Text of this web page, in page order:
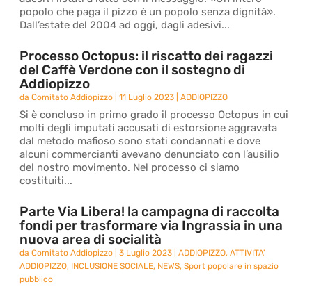
popolo che paga il pizzo è un popolo senza dignità».
Dall’estate del 2004 ad oggi, dagli adesivi...
Processo Octopus: il riscatto dei ragazzi
del Caffè Verdone con il sostegno di
Addiopizzo
daComitato Addiopizzo |11 Luglio 2023 |ADDIOPIZZO
Si è concluso in primo grado il processo Octopus in cui
molti degli imputati accusati di estorsione aggravata
dal metodo mafioso sono stati condannati e dove
alcuni commercianti avevano denunciato con l’ausilio
del nostro movimento. Nel processo ci siamo
costituiti...
Parte Via Libera! la campagna di raccolta
fondi per trasformare via Ingrassia in una
nuova area di socialità
daComitato Addiopizzo |3 Luglio 2023 |ADDIOPIZZO,ATTIVITA'
ADDIOPIZZO, INCLUSIONE SOCIALE, NEWS,Sport popolare in spazio
pubblico